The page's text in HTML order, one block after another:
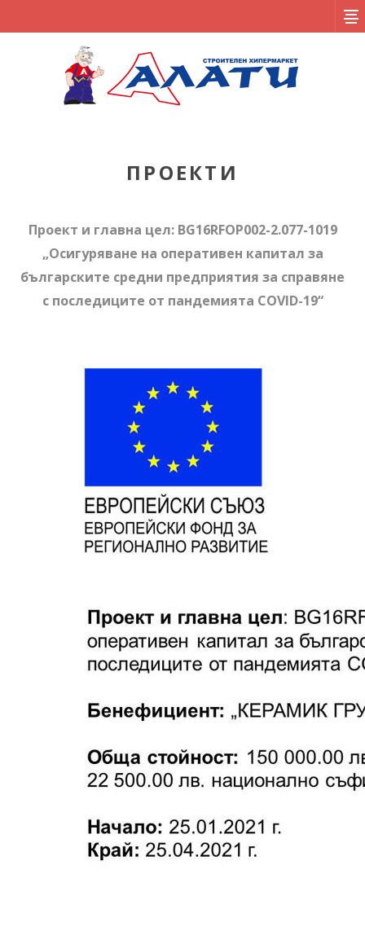
ПРОЕКТИ
Проект и главна цел: BG16RFOP002-2.077-1019
„Осигуряване на оперативен капитал за
българските средни предприятия за справяне
с последиците от пандемията COVID-19“